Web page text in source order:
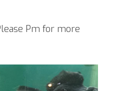
Pm for more